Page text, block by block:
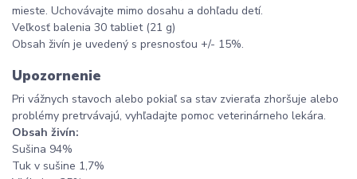
mieste. Uchovávajte mimo dosahu a dohľadu detí.
Veľkosť balenia 30 tabliet (21 g)
Obsah živín je uvedený s presnosťou +/- 15%.
Upozornenie
Pri vážnych stavoch alebo pokiaľ sa stav zvieraťa zhoršuje alebo
problémy pretrvávajú, vyhľadajte pomoc veterinárneho lekára.
Obsah živín:
Sušina 94%
Tuk v sušine 1,7%